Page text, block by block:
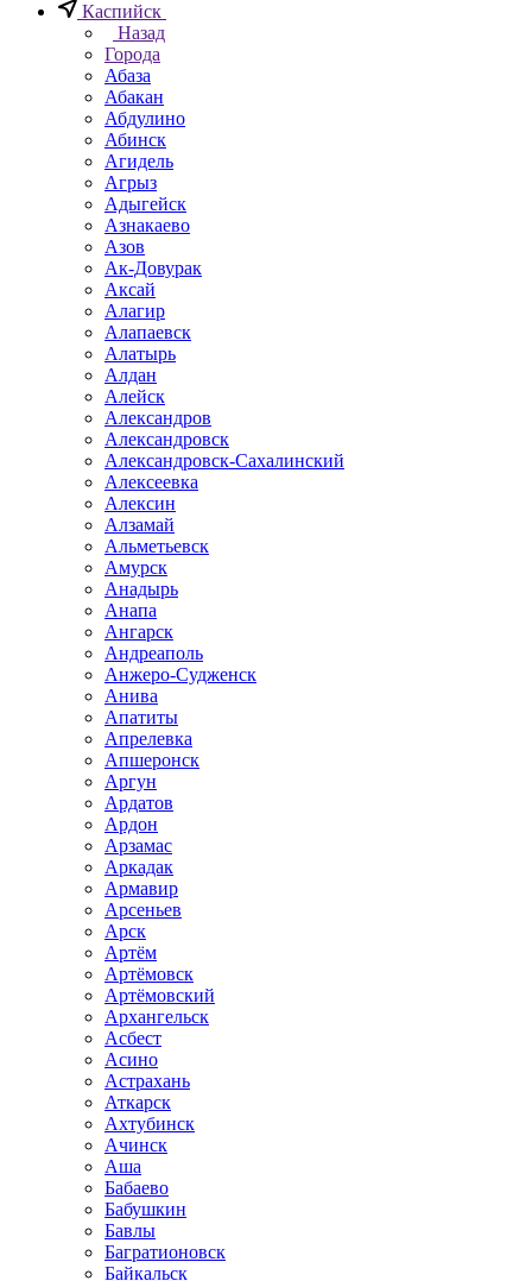
Каспийск
Назад
Города
Абаза
Абакан
Абдулино
Абинск
Агидель
Агрыз
Адыгейск
Азнакаево
Азов
Ак-Довурак
Аксай
Алагир
Алапаевск
Алатырь
Алдан
Алейск
Александров
Александровск
Александровск-Сахалинский
Алексеевка
Алексин
Алзамай
Альметьевск
Амурск
Анадырь
Анапа
Ангарск
Андреаполь
Анжеро-Судженск
Анива
Апатиты
Апрелевка
Апшеронск
Аргун
Ардатов
Ардон
Арзамас
Аркадак
Армавир
Арсеньев
Арск
Артём
Артёмовск
Артёмовский
Архангельск
Асбест
Асино
Астрахань
Аткарск
Ахтубинск
Ачинск
Аша
Бабаево
Бабушкин
Бавлы
Багратионовск
Байкальск